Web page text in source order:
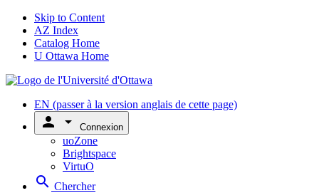
Skip to Content
AZ Index
Catalog Home
U Ottawa Home
EN (passer à la version anglais de cette page)
person arrow_drop_down Connexion
uoZone
Brightspace
VirtuO
search Chercher